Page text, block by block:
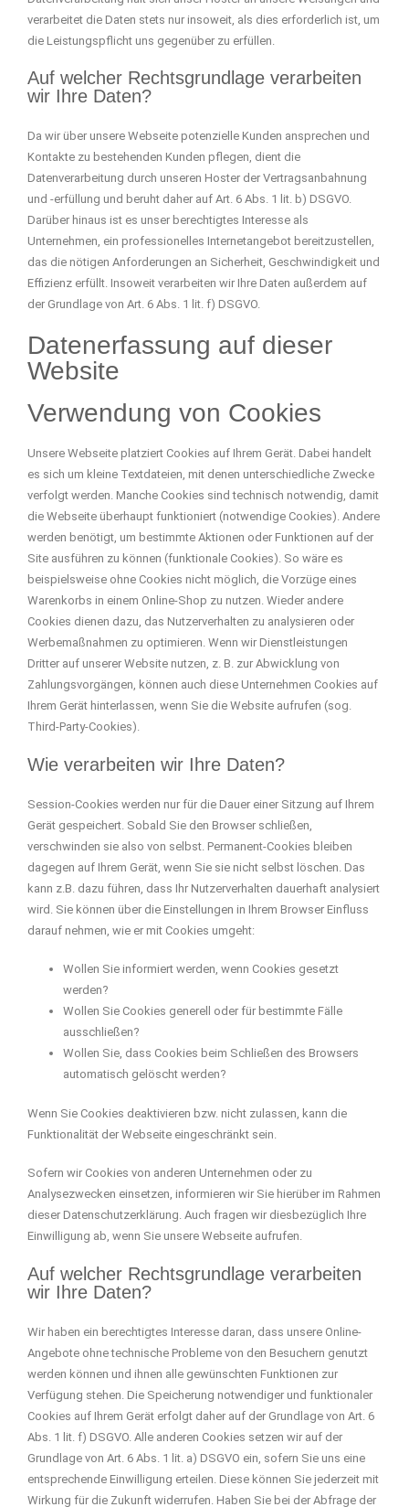
verarbeitet die Daten stets nur insoweit, als dies erforderlich ist, um
die Leistungspflicht uns gegenüber zu erfüllen.
Auf welcher Rechtsgrundlage verarbeiten
wir Ihre Daten?
Da wir über unsere Webseite potenzielle Kunden ansprechen und
Kontakte zu bestehenden Kunden pflegen, dient die
Datenverarbeitung durch unseren Hoster der Vertragsanbahnung
und -erfüllung und beruht daher auf Art. 6 Abs. 1 lit. b) DSGVO.
Darüber hinaus ist es unser berechtigtes Interesse als
Unternehmen, ein professionelles Internetangebot bereitzustellen,
das die nötigen Anforderungen an Sicherheit, Geschwindigkeit und
Effizienz erfüllt. Insoweit verarbeiten wir Ihre Daten außerdem auf
der Grundlage von Art. 6 Abs. 1 lit. f) DSGVO.
Datenerfassung auf dieser
Website
Verwendung von Cookies
Unsere Webseite platziert Cookies auf Ihrem Gerät. Dabei handelt
es sich um kleine Textdateien, mit denen unterschiedliche Zwecke
verfolgt werden. Manche Cookies sind technisch notwendig, damit
die Webseite überhaupt funktioniert (notwendige Cookies). Andere
werden benötigt, um bestimmte Aktionen oder Funktionen auf der
Site ausführen zu können (funktionale Cookies). So wäre es
beispielsweise ohne Cookies nicht möglich, die Vorzüge eines
Warenkorbs in einem Online-Shop zu nutzen. Wieder andere
Cookies dienen dazu, das Nutzerverhalten zu analysieren oder
Werbemaßnahmen zu optimieren. Wenn wir Dienstleistungen
Dritter auf unserer Website nutzen, z. B. zur Abwicklung von
Zahlungsvorgängen, können auch diese Unternehmen Cookies auf
Ihrem Gerät hinterlassen, wenn Sie die Website aufrufen (sog.
Third-Party-Cookies).
Wie verarbeiten wir Ihre Daten?
Session-Cookies werden nur für die Dauer einer Sitzung auf Ihrem
Gerät gespeichert. Sobald Sie den Browser schließen,
verschwinden sie also von selbst. Permanent-Cookies bleiben
dagegen auf Ihrem Gerät, wenn Sie sie nicht selbst löschen. Das
kann z.B. dazu führen, dass Ihr Nutzerverhalten dauerhaft analysiert
wird. Sie können über die Einstellungen in Ihrem Browser Einfluss
darauf nehmen, wie er mit Cookies umgeht:
Wollen Sie informiert werden, wenn Cookies gesetzt
werden?
Wollen Sie Cookies generell oder für bestimmte Fälle
ausschließen?
Wollen Sie, dass Cookies beim Schließen des Browsers
automatisch gelöscht werden?
Wenn Sie Cookies deaktivieren bzw. nicht zulassen, kann die
Funktionalität der Webseite eingeschränkt sein.
Sofern wir Cookies von anderen Unternehmen oder zu
Analysezwecken einsetzen, informieren wir Sie hierüber im Rahmen
dieser Datenschutzerklärung. Auch fragen wir diesbezüglich Ihre
Einwilligung ab, wenn Sie unsere Webseite aufrufen.
Auf welcher Rechtsgrundlage verarbeiten
wir Ihre Daten?
Wir haben ein berechtigtes Interesse daran, dass unsere Online-
Angebote ohne technische Probleme von den Besuchern genutzt
werden können und ihnen alle gewünschten Funktionen zur
Verfügung stehen. Die Speicherung notwendiger und funktionaler
Cookies auf Ihrem Gerät erfolgt daher auf der Grundlage von Art. 6
Abs. 1 lit. f) DSGVO. Alle anderen Cookies setzen wir auf der
Grundlage von Art. 6 Abs. 1 lit. a) DSGVO ein, sofern Sie uns eine
entsprechende Einwilligung erteilen. Diese können Sie jederzeit mit
Wirkung für die Zukunft widerrufen. Haben Sie bei der Abfrage der